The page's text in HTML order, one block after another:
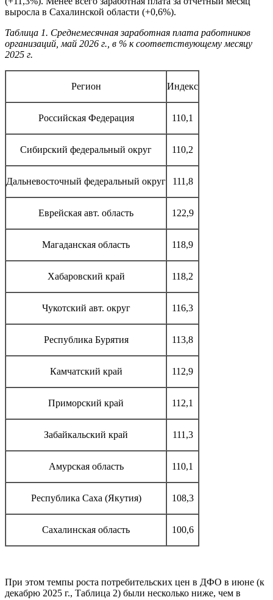
выросла в Сахалинской области (+0,6%).
Таблица 1. Среднемесячная заработная плата работников
организаций, май 2026 г., в % к соответствующему месяцу
2025 г.
Регион Индекс
Российская Федерация 110,1
Сибирский федеральный округ 110,2
Дальневосточный федеральный округ 111,8
Еврейская авт. область 122,9
Магаданская область 118,9
Хабаровский край 118,2
Чукотский авт. округ 116,3
Республика Бурятия 113,8
Камчатский край 112,9
Приморский край 112,1
Забайкальский край 111,3
Амурская область 110,1
Республика Саха (Якутия) 108,3
Сахалинская область 100,6
При этом темпы роста потребительских цен в ДФО в июне (к
декабрю 2025 г., Таблица 2) были несколько ниже, чем в